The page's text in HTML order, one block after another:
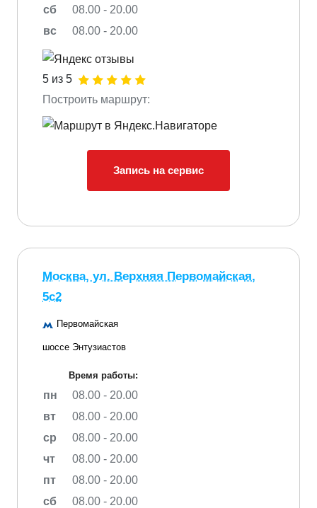
сб
08.00 - 20.00
вс
08.00 - 20.00
5 из 5
Построить маршрут:
Запись на сервис
Москва, ул. Верхняя Первомайская,
5с2
Первомайская
шоссе Энтузиастов
Время работы:
пн
08.00 - 20.00
вт
08.00 - 20.00
ср
08.00 - 20.00
чт
08.00 - 20.00
пт
08.00 - 20.00
сб
08.00 - 20.00